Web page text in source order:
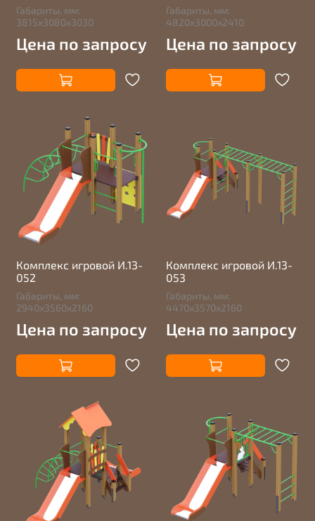
Габариты, мм:
3815х3080х3030
Цена по запросу
Габариты, мм:
4820х3000х2410
Цена по запросу
Комплекс игровой И.13-
052
Габариты, мм:
2940х3560х2160
Цена по запросу
Комплекс игровой И.13-
053
Габариты, мм:
4470х3570х2160
Цена по запросу